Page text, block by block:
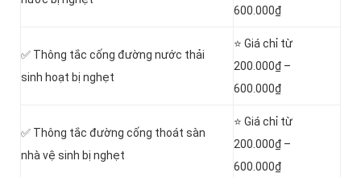
600.000₫
‎✅ Thông tắc cống đường nước thải
sinh hoạt bị nghẹt
⭐ Giá chỉ từ
200.000₫ –
600.000₫
✅ Thông tắc đường cống thoát sàn
nhà vệ sinh bị nghẹt
⭐ Giá chỉ từ
200.000₫ –
600.000₫